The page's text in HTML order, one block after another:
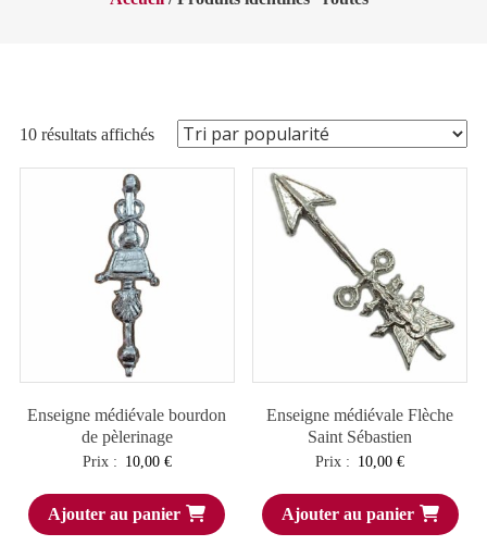
10 résultats affichésTrié
par
Enseigne médiévale bourdon
de pèlerinage
Prix : 10,00 €
Ajouter au panier
Enseigne médiévale Flèche
Saint Sébastien
Prix : 10,00€
Ajouter au panier